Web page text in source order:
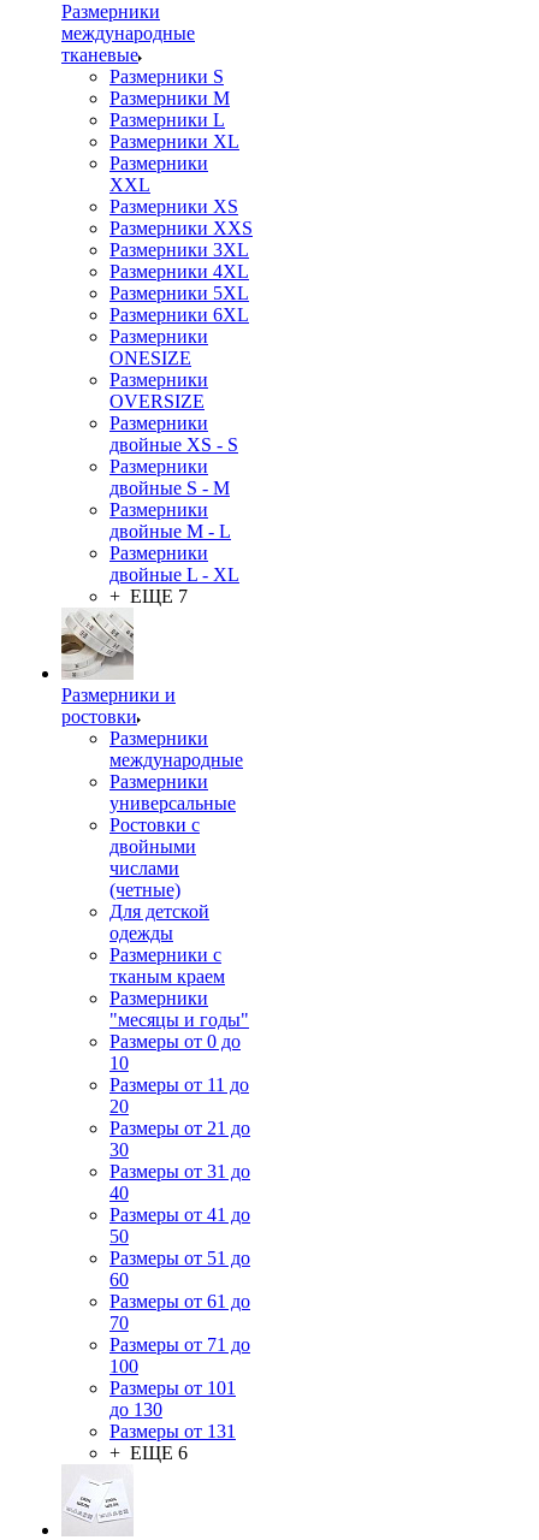
Размерники
международные
тканевые
Размерники S
Размерники M
Размерники L
Размерники XL
Размерники
XXL
Размерники XS
Размерники XXS
Размерники 3XL
Размерники 4XL
Размерники 5XL
Размерники 6XL
Размерники
ONESIZE
Размерники
OVERSIZE
Размерники
двойные XS - S
Размерники
двойные S - M
Размерники
двойные M - L
Размерники
двойные L - XL
+ ЕЩЕ 7
Размерники и
ростовки
Размерники
международные
Размерники
универсальные
Ростовки с
двойными
числами
(четные)
Для детской
одежды
Размерники с
тканым краем
Размерники
"месяцы и годы"
Размеры от 0 до
10
Размеры от 11 до
20
Размеры от 21 до
30
Размеры от 31 до
40
Размеры от 41 до
50
Размеры от 51 до
60
Размеры от 61 до
70
Размеры от 71 до
100
Размеры от 101
до 130
Размеры от 131
+ ЕЩЕ 6